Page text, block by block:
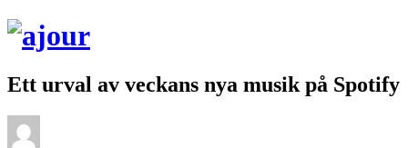
Ett urval av veckans nya musik på Spotify